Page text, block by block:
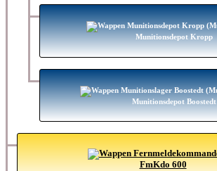
Munitionsdepot Kropp
Munitionsdepot Boostedt
FmKdo 600